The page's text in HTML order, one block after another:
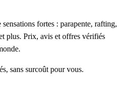
fortes : parapente, rafting,
plus. Prix, avis et offres vérifiés
sans surcoût pour vous.